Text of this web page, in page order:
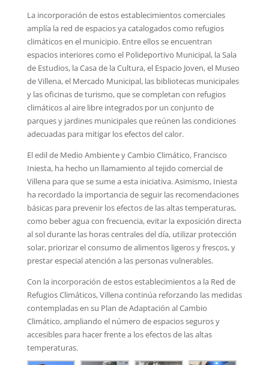
La incorporación de estos establecimientos comerciales
amplía la red de espacios ya catalogados como refugios
climáticos en el municipio. Entre ellos se encuentran
espacios interiores como el Polideportivo Municipal, la Sala
de Estudios, la Casa de la Cultura, el Espacio Joven, el Museo
de Villena, el Mercado Municipal, las bibliotecas municipales
y las oficinas de turismo, que se completan con refugios
climáticos al aire libre integrados por un conjunto de
parques y jardines municipales que reúnen las condiciones
adecuadas para mitigar los efectos del calor.
El edil de Medio Ambiente y Cambio Climático, Francisco
Iniesta, ha hecho un llamamiento al tejido comercial de
Villena para que se sume a esta iniciativa. Asimismo, Iniesta
ha recordado la importancia de seguir las recomendaciones
básicas para prevenir los efectos de las altas temperaturas,
como beber agua con frecuencia, evitar la exposición directa
al sol durante las horas centrales del día, utilizar protección
solar, priorizar el consumo de alimentos ligeros y frescos, y
prestar especial atención a las personas vulnerables.
Con la incorporación de estos establecimientos a la Red de
Refugios Climáticos, Villena continúa reforzando las medidas
contempladas en su Plan de Adaptación al Cambio
Climático, ampliando el número de espacios seguros y
accesibles para hacer frente a los efectos de las altas
temperaturas.